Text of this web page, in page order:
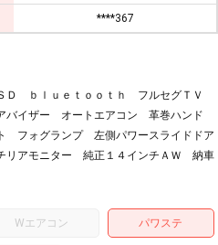
****367
ｂｌｕｅｔｏｏｔｈ フルセグＴＶ
バイザー オートエアコン 革巻ハンド
フォグランプ 左側パワースライドドア
アモニター 純正１４インチＡＷ 納車
Wエアコン パワステ